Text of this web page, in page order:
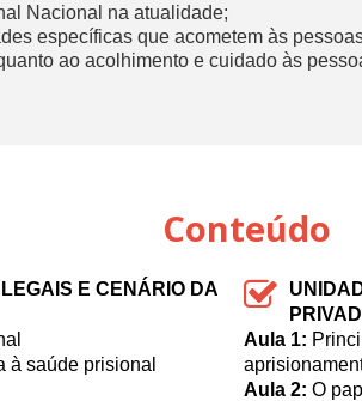
Nacional na atualidade;
específicas que acometem às
ao acolhimento e cuidado às
Conteúdo
E CENÁRIO DA
à saúde prisional
Aula 1:
Aula 2:O